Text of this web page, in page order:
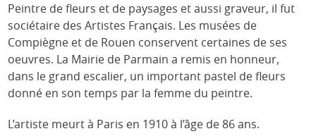
Peintre de fleurs et de paysages et aussi graveur, il fut
sociétaire des Artistes Français. Les musées de
Compiègne et de Rouen conservent certaines de ses
oeuvres. La Mairie de Parmain a remis en honneur,
dans le grand escalier, un important pastel de fleurs
donné en son temps par la femme du peintre.
L’artiste meurt à Paris en 1910 à l’âge de 86 ans.